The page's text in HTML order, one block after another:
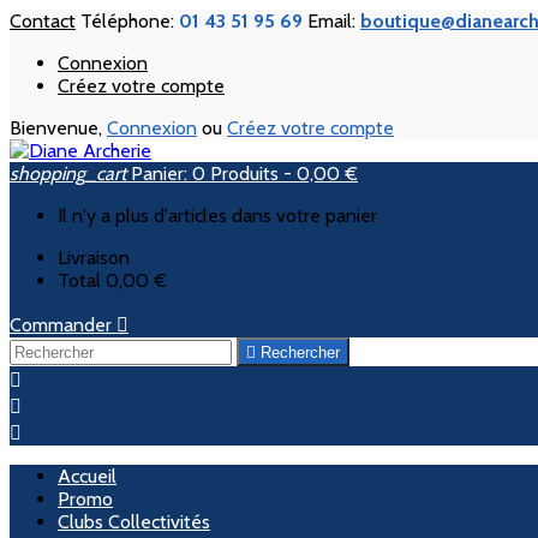
Contact Téléphone: 01 43 51 95 69 Email:
Connexion
Créez votre compte
Bienvenue, Connexion ou Créez votre compte
shopping_cart Panier: 0 Produits - 0,00 €
Il n'y a plus d'articles dans votre panier
Livraison
Total 0,00 €
Commander 
 Rechercher



Accueil
Promo
Clubs Collectivités